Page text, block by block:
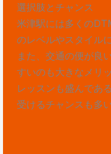
選択肢とチャンス
米津駅には多くの
のレベルやスタイル
また、交通の便が良
すいのも大きなメリ
レッスンも盛んであ
受けるチャンスも多い